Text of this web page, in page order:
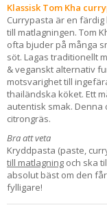
Klassisk Tom Kha
Currypasta är en
till matlagningen. Tom
ofta bjuder på många
söt. Lagas traditionellt
& veganskt alternativ
motsvarighet till
thailändska köket. Ett
autentisk smak. Denna
citrongräs.
Bra att veta
Kryddpasta (paste,
till matlagning och ska
absolut bäst om den
fylligare!